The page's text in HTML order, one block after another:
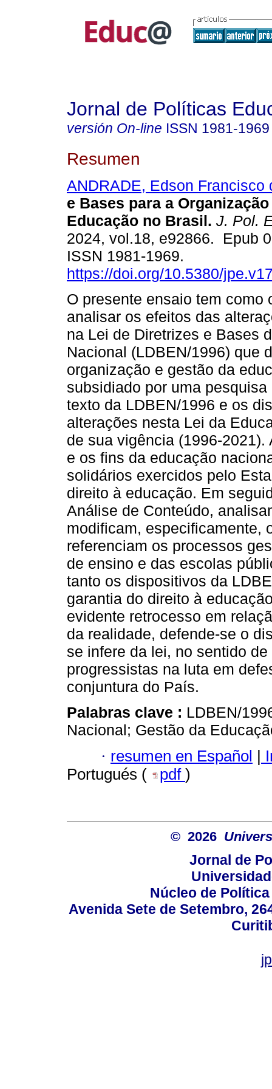
Jornal de Políticas
versión On-line ISSN 1981-1969
Resumen
ANDRADE, Edson Francisco
e Bases para a
Educação no Brasil. J. Pol.
2024, vol.18, e92866. Epub
ISSN 1981-1969.
https://doi.org/10.5380/
O presente ensaio tem como
analisar os efeitos das
na Lei de Diretrizes e Bases
Nacional (LDBEN/1996) que
organização e gestão da
subsidiado por uma
texto da LDBEN/1996 e os
alterações nesta Lei da
de sua vigência (1996-
e os fins da educação
solidários exercidos pelo
direito à educação. Em
Análise de Conteúdo,
modificam, especificamente,
referenciam os processos
de ensino e das escolas
tanto os dispositivos da
garantia do direito à
evidente retrocesso em
da realidade, defende-se o
se infere da lei, no sentido
progressistas na luta em
conjuntura do País.
Palabras clave : LDBEN/
Nacional; Gestão da
· resumen en Español |
Portugués (
pdf )
© 2026
Jornal de
Núcleo de
Avenida Sete de Setembro,